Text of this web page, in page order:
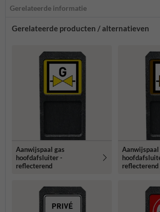
Gerelateerde informatie
Gerelateerde producten / alternatieven
Aanwijspaal gas
hoofdafsluiter -
reflecterend
reflecterend